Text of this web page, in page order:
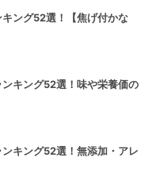
ング52選！【焦げ付かな
キング52選！味や栄養価の
キング52選！無添加・アレ